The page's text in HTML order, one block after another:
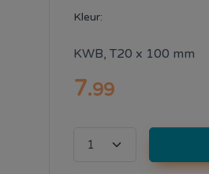
Kleur:
KWB, T20 x 100 mm
7.99